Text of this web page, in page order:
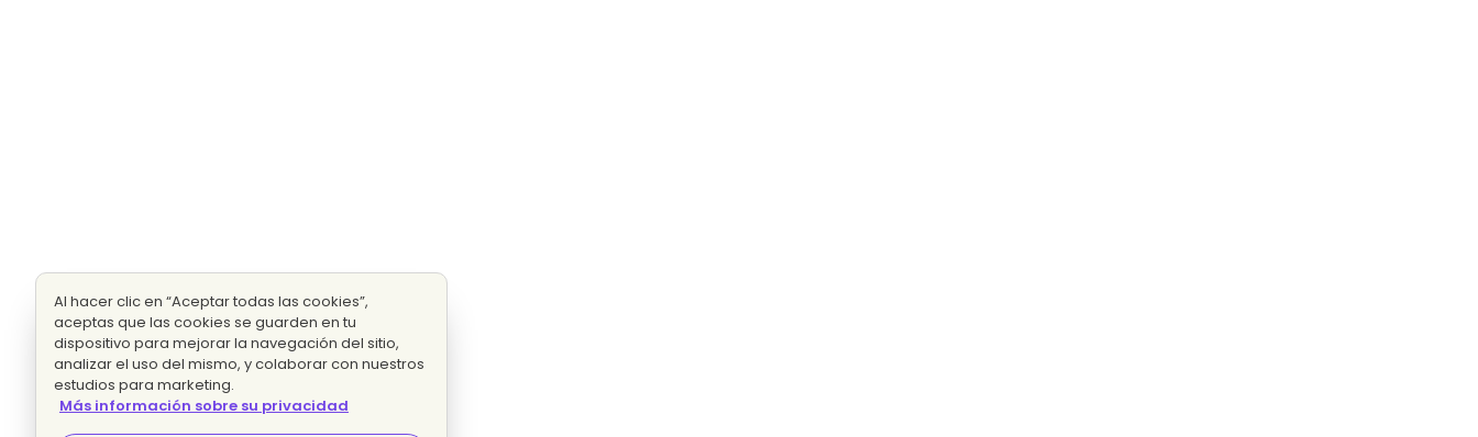
Al hacer clic en “Aceptar todas las cookies”,
aceptas que las cookies se guarden en tu
dispositivo para mejorar la navegación del sitio,
analizar el uso del mismo, y colaborar con nuestros
estudios para marketing.
Más información sobre su privacidad